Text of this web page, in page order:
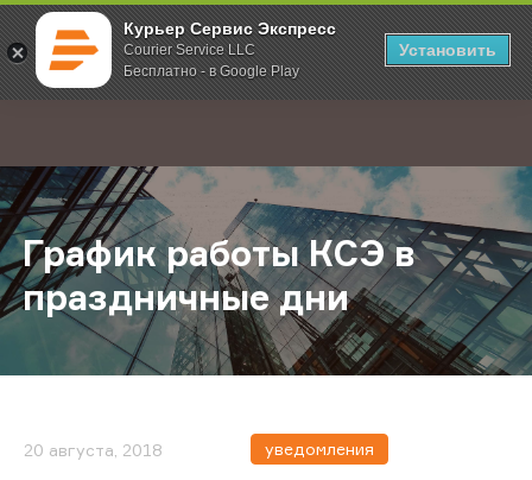
Курьер Сервис Экспресс
Courier Service LLC
Бесплатно - в Google Play
Установить
; Главная О компании Новости График работы КСЭ в
График работы КСЭ в
праздничные дни
20 августа, 2018 уведомления